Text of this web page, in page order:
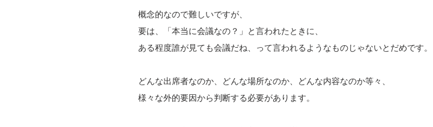
概念的なので難しいですが、
要は、「本当に会議なの？」と言われたときに、
ある程度誰が見ても会議だね、って言われるようなものじゃないとだめです。
どんな出席者なのか、どんな場所なのか、どんな内容なのか等々、
様々な外的要因から判断する必要があります。